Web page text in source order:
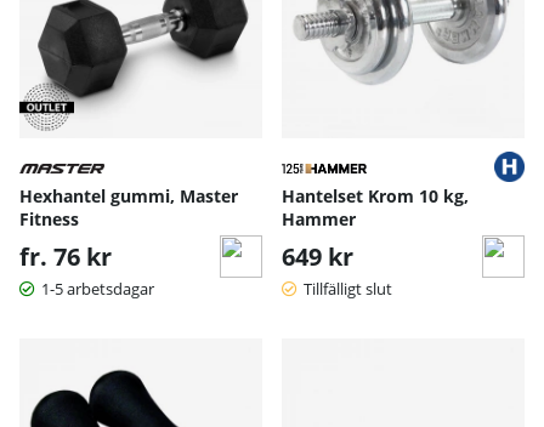
Hexhantel gummi, Master
Fitness
fr. 76 kr
1-5 arbetsdagar
Hantelset Krom 10 kg,
Hammer
649 kr
Tillfälligt slut